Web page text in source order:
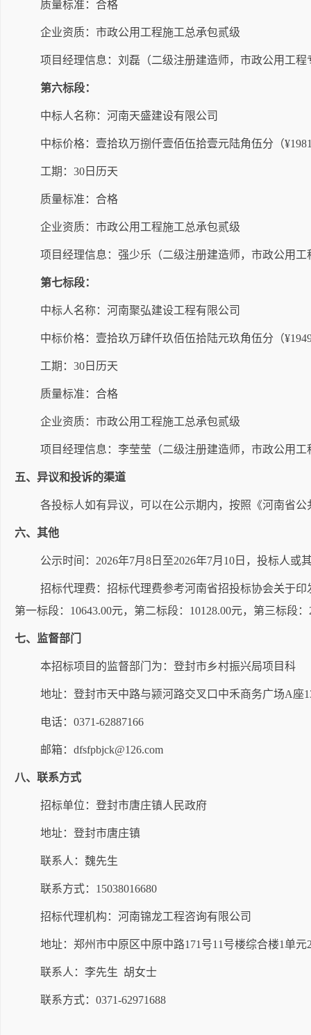
质量标准：合格
企业资质：市政公用工程施工总承包贰级
项目经理信息：刘磊（二级注册建造师， 市政公用工程
第六标段：
中标人名称： 河南天盛建设有限公司
中标价格： 壹拾玖万捌仟壹佰伍拾壹元陆角伍分 （¥
工期： 30 日历天
质量标准：合格
企业资质：市政公用工程施工总承包贰级
项目经理信息： 强少乐 （二级注册建造师， 市政公用工
第七标段：
中标人名称：河南聚弘建设工程有限公司
中标价格： 壹拾玖万肆仟玖佰伍拾陆元玖角伍分 （
工期： 30 日历天
质量标准：合格
企业资质：市政公用工程施工总承包贰级
项目经理信息：李莹莹（二级注册建造师， 市政公用工
五、异议和投诉的渠道
各投标人如有异议，可以在公示期内，按照《河南省
六、 其他
公示时间： 2026年7月 8 日至2026年7月 10 日，投标人或
招标代理费：招标代理费参考河南省招投标协会关于
第一标段： 10643.00元， 第二标段： 10128.00元，第三标段
七、监督部门
本招标项目的监督部门为：登封市乡村振兴局项目科
地址：登封市天中路与颍河路交叉口中禾商务广场A座
电话： 0371-62887166
邮箱： dfsfpbjck@126.com
八、联系方式
招标单位：登封市唐庄镇人民政府
地址：登封市唐庄镇
联系人：魏先生
联系方式： 15038016680
招标代理机构：河南锦龙工程咨询有限公司
地址：郑州市中原区中原中路171号11号楼综合楼1单元
联系人：李先生 胡女士
联系方式： 0371-62971688